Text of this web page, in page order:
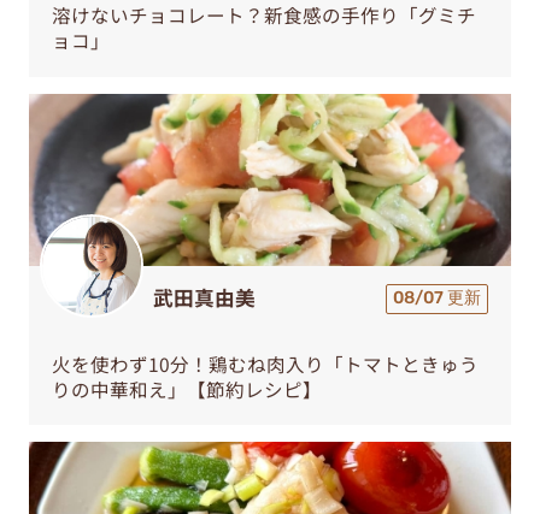
溶けないチョコレート？新食感の手作り「グミチ
ョコ」
武田真由美 08/07 更新
火を使わず10分！鶏むね肉入り「トマトときゅう
りの中華和え」【節約レシピ】